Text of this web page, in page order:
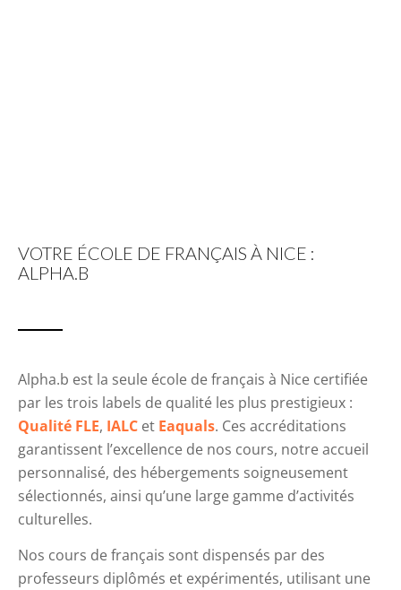
VOTRE ÉCOLE DE FRANÇAIS À NICE :
ALPHA.B
Alpha.b est la seule école de français à Nice certifiée
par les trois labels de qualité les plus prestigieux :
Qualité FLE, IALC et Eaquals. Ces accréditations
garantissent l’excellence de nos cours, notre accueil
personnalisé, des hébergements soigneusement
sélectionnés, ainsi qu’une large gamme d’activités
culturelles.
Nos cours de français sont dispensés par des
professeurs diplômés et expérimentés, utilisant une